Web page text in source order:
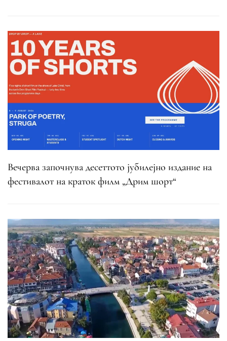
Вечерва започнува десеттото јубилејно издание на
фестивалот на краток филм „Дрим шорт“